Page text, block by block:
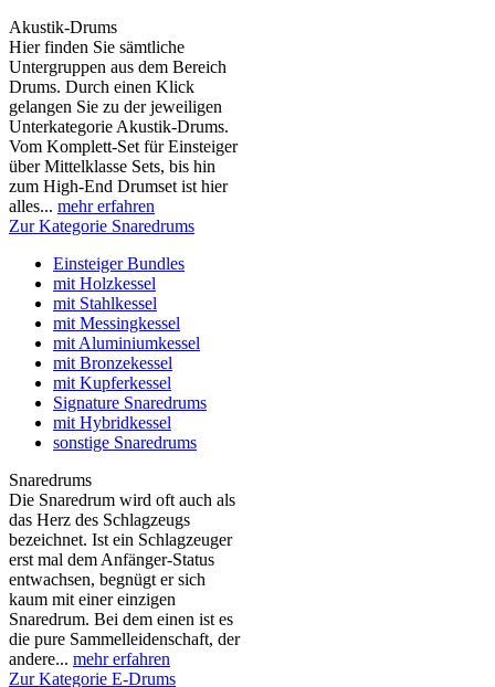
Akustik-Drums
Hier finden Sie sämtliche
Untergruppen aus dem Bereich
Drums. Durch einen Klick
gelangen Sie zu der jeweiligen
Unterkategorie Akustik-Drums.
Vom Komplett-Set für Einsteiger
über Mittelklasse Sets, bis hin
zum High-End Drumset ist hier
alles... mehr erfahren
Zur Kategorie Snaredrums
Einsteiger Bundles
mit Holzkessel
mit Stahlkessel
mit Messingkessel
mit Aluminiumkessel
mit Bronzekessel
mit Kupferkessel
Signature Snaredrums
mit Hybridkessel
sonstige Snaredrums
Snaredrums
Die Snaredrum wird oft auch als
das Herz des Schlagzeugs
bezeichnet. Ist ein Schlagzeuger
erst mal dem Anfänger-Status
entwachsen, begnügt er sich
kaum mit einer einzigen
Snaredrum. Bei dem einen ist es
die pure Sammelleidenschaft, der
andere... mehr erfahren
Zur Kategorie E-Drums